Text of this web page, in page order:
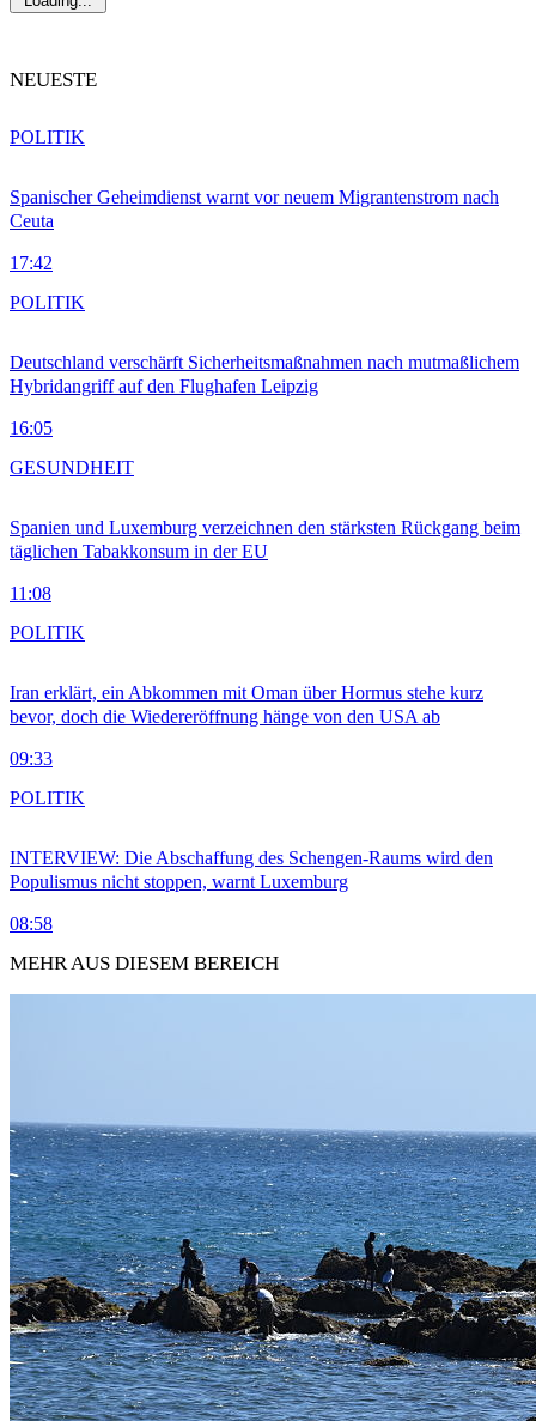
NEUESTE
Spanischer Geheimdienst warnt vor neuem Migrantenstrom nach
Ceuta
17:42
POLITIK
Deutschland verschärft Sicherheitsmaßnahmen nach mutmaßlichem
Hybridangriff auf den Flughafen Leipzig
16:05
POLITIK
Spanien und Luxemburg verzeichnen den stärksten Rückgang beim
täglichen Tabakkonsum in der EU
11:08
GESUNDHEIT
Iran erklärt, ein Abkommen mit Oman über Hormus stehe kurz
bevor, doch die Wiedereröffnung hänge von den USA ab
09:33
POLITIK
INTERVIEW: Die Abschaffung des Schengen-Raums wird den
Populismus nicht stoppen, warnt Luxemburg
08:58
POLITIK
MEHR AUS DIESEM BEREICH